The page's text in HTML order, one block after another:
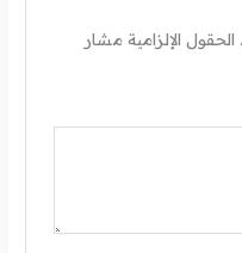
الحقول الإلزامية مشار